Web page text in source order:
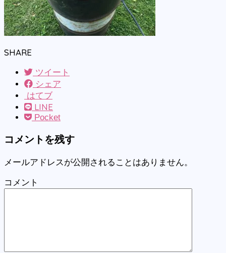
SHARE
ツイート
シェア
はてブ
LINE
Pocket
コメントを残す
メールアドレスが公開されることはありません。
コメント